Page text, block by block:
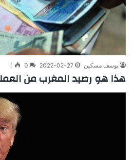
يوسف مسكين 2022-02-27
0
1
هذا هو رصيد المغرب من